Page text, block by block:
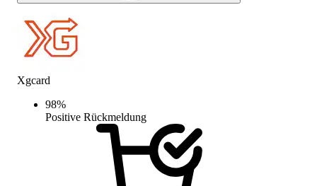
Xgcard
98%
Positive Rückmeldung